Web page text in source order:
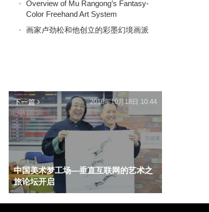
Overview of Mu Rangong’s Fantasy-
Color Freehand Art System
画家卢劲松和他创立的彩墨幻境画派
下一篇
中国美术梦工场—垂直互联网的艺术之
旅论坛开启
2016年10月18日 10:44